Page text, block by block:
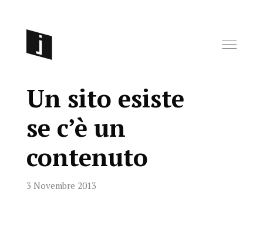
Un sito esiste
se c’è un
contenuto
3 Novembre 2013